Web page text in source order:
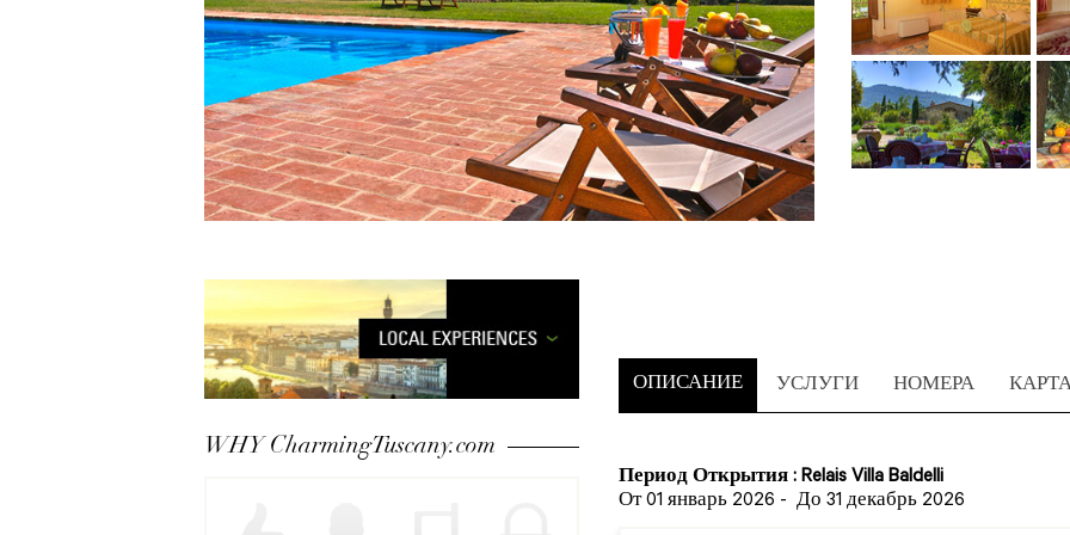
WHY CharmingTuscany.com
ОПИСАНИЕ УСЛУГИ НОМЕРА
Период Открытия : Relais Villa Baldelli
От 01 январь 2026 - До 31 декабрь 2026